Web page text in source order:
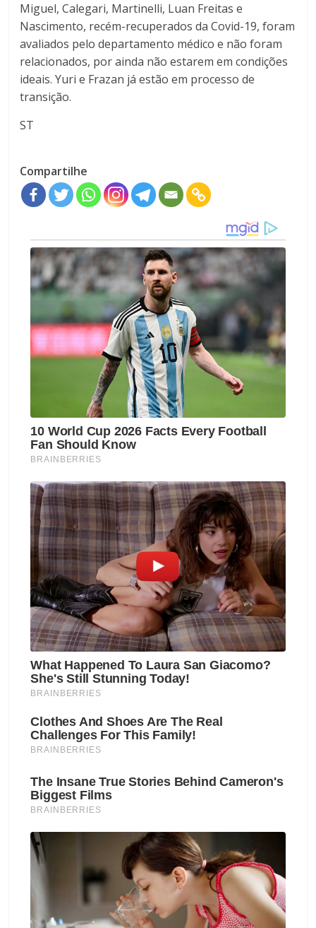
Miguel, Calegari, Martinelli, Luan Freitas e
Nascimento, recém-recuperados da Covid-19, foram
avaliados pelo departamento médico e não foram
relacionados, por ainda não estarem em condições
ideais. Yuri e Frazan já estão em processo de
transição.
ST
Compartilhe